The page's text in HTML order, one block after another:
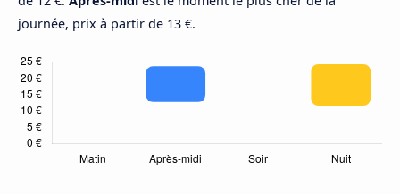
journée, prix à partir de 13 €.